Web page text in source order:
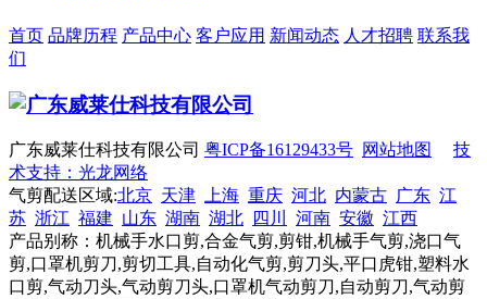
首页 品牌历程 产品中心 客户应用 新闻动态 人才招聘 联系我
们
广东威莱仕科技有限公司 粤ICP备16129433号 网站地图
技
术支持：光龙网络
气剪配送区域:北京 天津 上海 重庆 河北 内蒙古 广东 江
苏 浙江 福建 山东 湖南 湖北 四川 河南 安徽 江西
产品别称：机械手水口剪,合金气剪,剪钳,机械手气剪,浇口气
剪,口罩机剪刀,剪切工具,自动化气剪,剪刀头,平口虎钳,塑料水
口剪,气动刀头,气动剪刀头,口罩机气动剪刀,自动剪刀,气动剪